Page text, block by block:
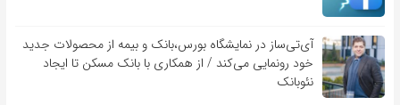
آی‌تی‌ساز در نمایشگاه بورس،بانک و بیمه از محصولات جدید
خود رونمایی می‌کند / از همکاری با بانک مسکن تا ایجاد
نئوبانک